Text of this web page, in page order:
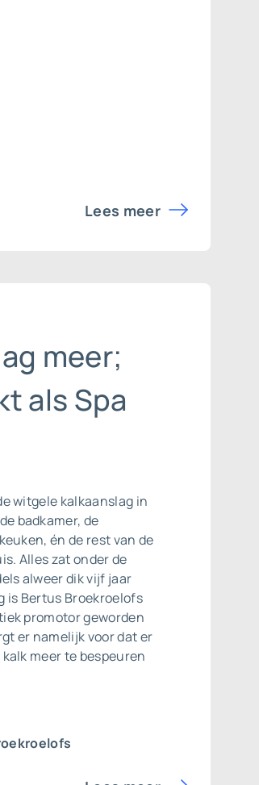
Lees meer
meer;
als Spa
witgele kalkaanslag in
badkamer, de
én de rest van de
Alles zat onder de
alweer dik vijf jaar
is Bertus Broekroelofs
promotor geworden
er namelijk voor dat er
meer te bespeuren